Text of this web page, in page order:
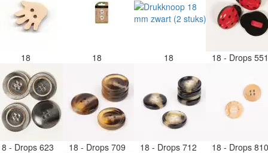
18 18 18 18 - Drops
- Drops 623 18 - Drops 709 18 - Drops 712 18 - Drops